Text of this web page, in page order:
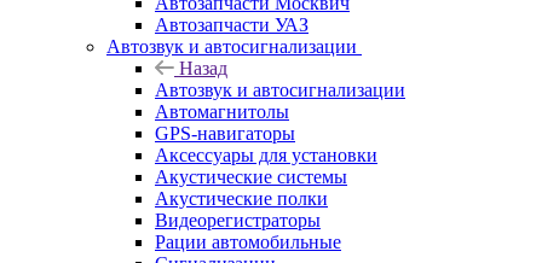
Автозапчасти УАЗ
Автозвук и автосигнализации
Назад
Автозвук и автосигнализации
Автомагнитолы
GPS-навигаторы
Аксессуары для установки
Акустические системы
Акустические полки
Видеорегистраторы
Рации автомобильные